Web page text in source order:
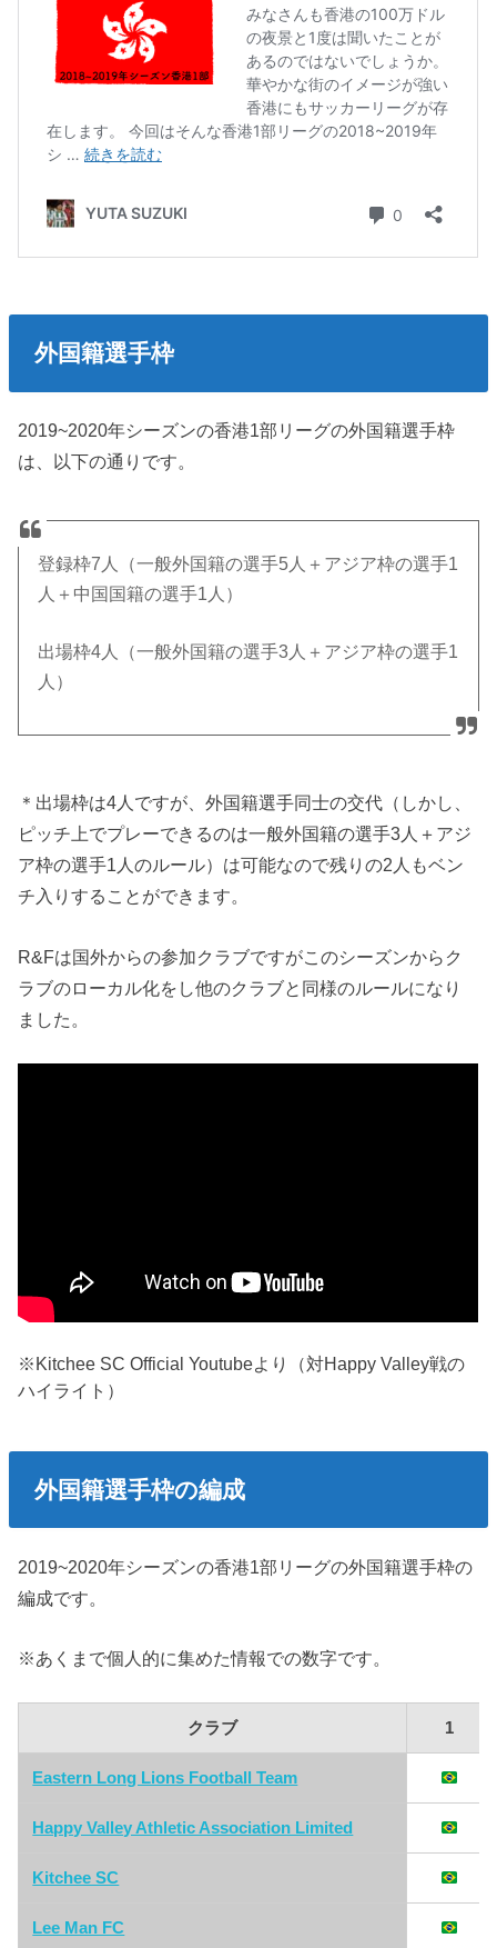
外国籍選手枠
2019~2020年シーズンの香港1部リーグの外国籍選手枠
は、以下の通りです。
登録枠7人（一般外国籍の選手5人＋アジア枠の選手1
人＋中国国籍の選手1人）
出場枠4人（一般外国籍の選手3人＋アジア枠の選手1
人）
＊出場枠は4人ですが、外国籍選手同士の交代（しかし、
ピッチ上でプレーできるのは一般外国籍の選手3人＋アジ
ア枠の選手1人のルール）は可能なので残りの2人もベン
チ入りすることができます。
R&Fは国外からの参加クラブですがこのシーズンからク
ラブのローカル化をし他のクラブと同様のルールになり
ました。
※Kitchee SC Official Youtubeより（対Happy Valley戦の
ハイライト）
外国籍選手枠の編成
2019~2020年シーズンの香港1部リーグの外国籍選手枠の
編成です。
※あくまで個人的に集めた情報での数字です。
クラブ 1
Eastern Long Lions Football Team
Happy Valley Athletic Association Limited
Kitchee SC
Lee Man FC